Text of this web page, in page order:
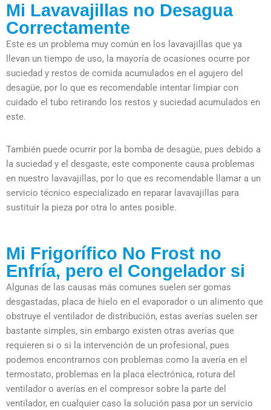
Mi Lavavajillas no Desagua
Correctamente
Este es un problema muy común en los lavavajillas que ya
llevan un tiempo de uso, la mayoría de ocasiones ocurre por
suciedad y restos de comida acumulados en el agujero del
desagüe, por lo que es recomendable intentar limpiar con
cuidado el tubo retirando los restos y suciedad acumulados en
este.
También puede ocurrir por la bomba de desagüe, pues debido a
la suciedad y el desgaste, este componente causa problemas
en nuestro lavavajillas, por lo que es recomendable llamar a un
servicio técnico especializado en reparar lavavajillas para
sustituir la pieza por otra lo antes posible.
Mi Frigorífico No Frost no
Enfría, pero el Congelador si
Algunas de las causas más comunes suelen ser gomas
desgastadas, placa de hielo en el evaporador o un alimento que
obstruye el ventilador de distribución, estas averías suelen ser
bastante simples, sin embargo existen otras averías que
requieren si o si la intervención de un profesional, pues
podemos encontrarnos con problemas como la avería en el
termostato, problemas en la placa electrónica, rotura del
ventilador o averías en el compresor sobre la parte del
ventilador, en cualquier caso la solución pasa por un servicio